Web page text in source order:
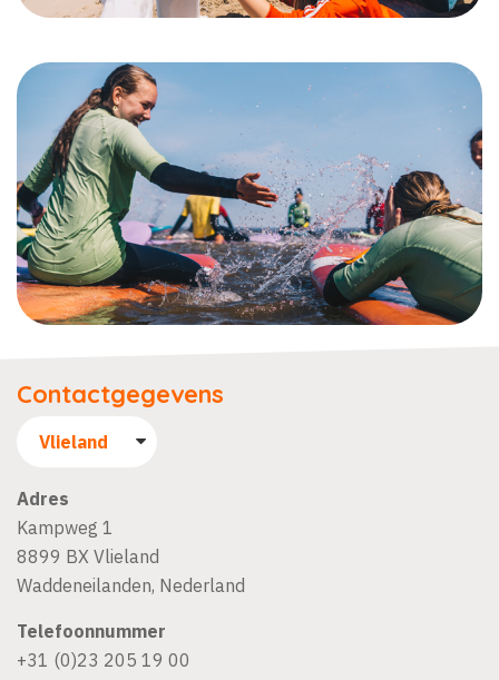
Contactgegevens
Adres
Kampweg 1
8899 BX Vlieland
Waddeneilanden, Nederland
Telefoonnummer
+31 (0)23 205 19 00